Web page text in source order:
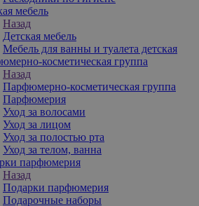
мебель
Назад
Детская мебель
Мебель для ванны и туалета детская
косметическая группа
Назад
Парфюмерно-косметическая группа
Парфюмерия
Уход за волосами
Уход за лицом
Уход за полостью рта
Уход за телом, ванна
парфюмерия
Назад
Подарки парфюмерия
Подарочные наборы